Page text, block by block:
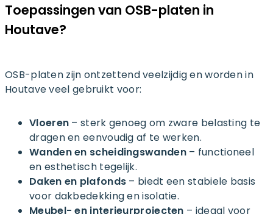
Toepassingen van OSB-platen in
Houtave?
OSB-platen zijn ontzettend veelzijdig en worden in
Houtave veel gebruikt voor:
Vloeren – sterk genoeg om zware belasting te
dragen en eenvoudig af te werken.
Wanden en scheidingswanden– functioneel
en esthetisch tegelijk.
Daken en plafonds – biedt een stabiele basis
voor dakbedekking en isolatie.
Meubel- en interieurprojecten – ideaal voor